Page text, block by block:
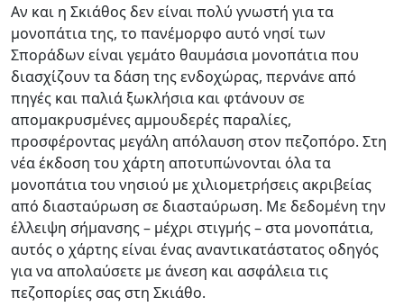
Αν και η Σκιάθος δεν είναι πολύ γνωστή για τα
μονοπάτια της, το πανέμορφο αυτό νησί των
Σποράδων είναι γεμάτο θαυμάσια μονοπάτια που
διασχίζουν τα δάση της ενδοχώρας, περνάνε από
πηγές και παλιά ξωκλήσια και φτάνουν σε
απομακρυσμένες αμμουδερές παραλίες,
προσφέροντας μεγάλη απόλαυση στον πεζοπόρο. Στη
νέα έκδοση του χάρτη αποτυπώνονται όλα τα
μονοπάτια του νησιού με χιλιομετρήσεις ακριβείας
από διασταύρωση σε διασταύρωση. Με δεδομένη την
έλλειψη σήμανσης – μέχρι στιγμής – στα μονοπάτια,
αυτός ο χάρτης είναι ένας αναντικατάστατος οδηγός
για να απολαύσετε με άνεση και ασφάλεια τις
πεζοπορίες σας στη Σκιάθο.